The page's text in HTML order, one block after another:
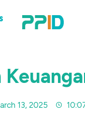
13, 2025